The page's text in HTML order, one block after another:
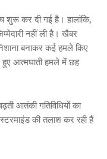
शुरू कर दी गई है। हालांकि,
नहीं ली है। खैबर
बनाकर कई हमले किए
आत्मघाती हमले में छह
आतंकी गतिविधियों का
की तलाश कर रही हैं